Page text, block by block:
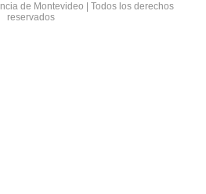
de Montevideo | Todos los derechos
reservados